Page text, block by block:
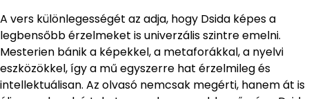
A vers különlegességét az adja, hogy Dsida képes a
legbensőbb érzelmeket is univerzális szintre emelni.
Mesterien bánik a képekkel, a metaforákkal, a nyelvi
eszközökkel, így a mű egyszerre hat érzelmileg és
intellektuálisan. Az olvasó nemcsak megérti, hanem át is